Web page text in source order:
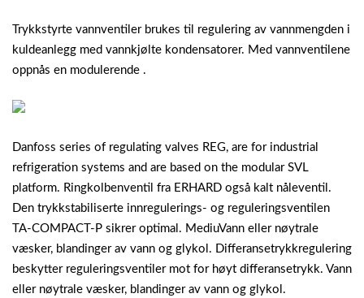
Trykkstyrte vannventiler brukes til regulering av vannmengden i
kuldeanlegg med vannkjølte kondensatorer. Med vannventilene
oppnås en modulerende .
Danfoss series of regulating valves REG, are for industrial
refrigeration systems and are based on the modular SVL
platform. Ringkolbenventil fra ERHARD også kalt nåleventil.
Den trykkstabiliserte innregulerings- og reguleringsventilen
TA-COMPACT-P sikrer optimal. MediuVann eller nøytrale
væsker, blandinger av vann og glykol. Differansetrykkregulering
beskytter reguleringsventiler mot for høyt differansetrykk. Vann
eller nøytrale væsker, blandinger av vann og glykol.